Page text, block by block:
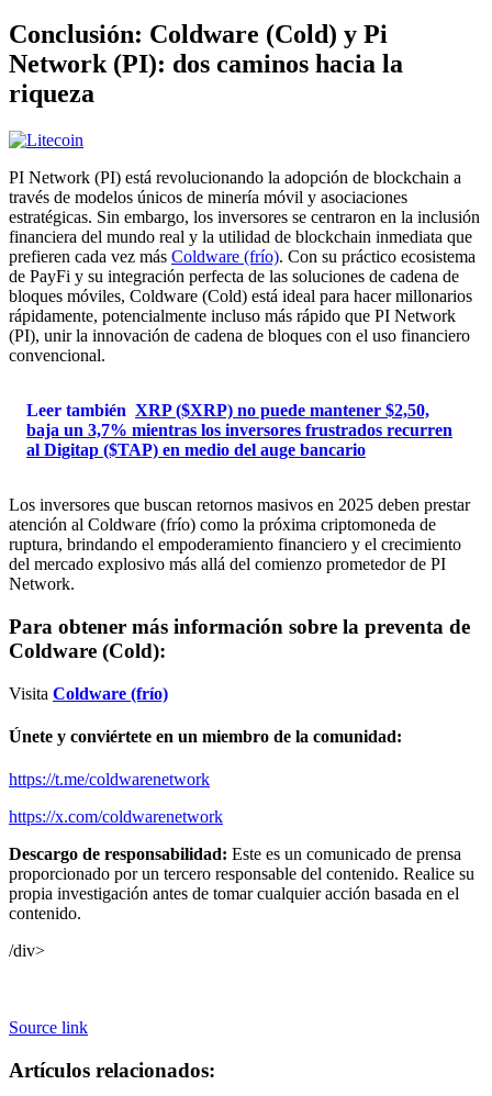
Conclusión: Coldware (Cold) y Pi
Network (PI): dos caminos hacia la
riqueza
PI Network (PI) está revolucionando la adopción de blockchain a
través de modelos únicos de minería móvil y asociaciones
estratégicas. Sin embargo, los inversores se centraron en la inclusión
financiera del mundo real y la utilidad de blockchain inmediata que
prefieren cada vez más Coldware (frío). Con su práctico ecosistema
de PayFi y su integración perfecta de las soluciones de cadena de
bloques móviles, Coldware (Cold) está ideal para hacer millonarios
rápidamente, potencialmente incluso más rápido que PI Network
(PI), unir la innovación de cadena de bloques con el uso financiero
convencional.
Leer también XRP ($XRP) no puede mantener $2,50,
baja un 3,7% mientras los inversores frustrados recurren
al Digitap ($TAP) en medio del auge bancario
Los inversores que buscan retornos masivos en 2025 deben prestar
atención al Coldware (frío) como la próxima criptomoneda de
ruptura, brindando el empoderamiento financiero y el crecimiento
del mercado explosivo más allá del comienzo prometedor de PI
Network.
Para obtener más información sobre la preventa de
Coldware (Cold):
Visita Coldware (frío)
Únete y conviértete en un miembro de la comunidad:
https://t.me/coldwarenetwork
https://x.com/coldwarenetwork
Descargo de responsabilidad: Este es un comunicado de prensa
proporcionado por un tercero responsable del contenido. Realice su
propia investigación antes de tomar cualquier acción basada en el
contenido.
/div>
Source link
Artículos relacionados: